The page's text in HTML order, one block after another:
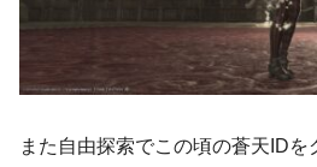
また自由探索でこの頃の蒼天ID